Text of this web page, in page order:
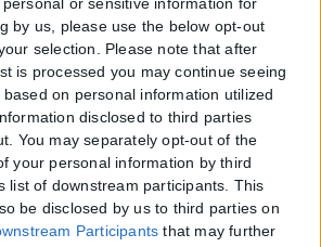
by us, please use the below opt-out
selection. Please note that after
is processed you may continue seeing
on personal information utilized
disclosed to third parties
You may separately opt-out of the
your personal information by third
list of downstream participants. This
be disclosed by us to third parties on
Participants that may further